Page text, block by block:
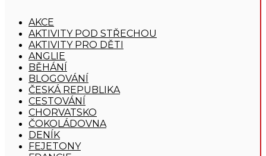
AKCE
AKTIVITY POD STŘECHOU
AKTIVITY PRO DĚTI
ANGLIE
BĚHÁNÍ
BLOGOVÁNÍ
ČESKÁ REPUBLIKA
CESTOVÁNÍ
CHORVATSKO
ČOKOLÁDOVNA
DENÍK
FEJETONY